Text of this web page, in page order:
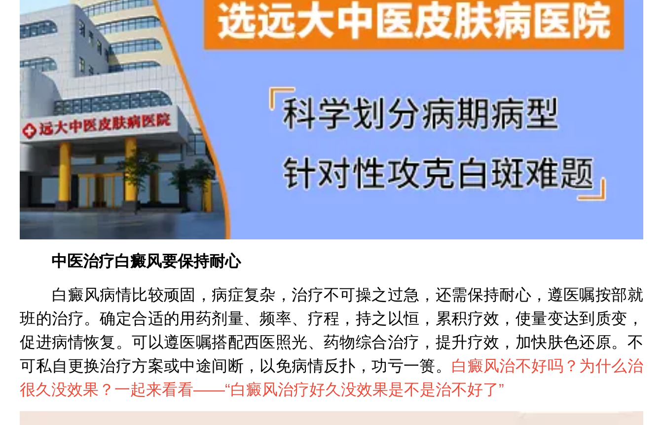
中医治疗白癜风要保持耐心
白癜风病情比较顽固，病症复杂，治疗不可操之过急，还需保持耐心，遵医嘱按部就
班的治疗。确定合适的用药剂量、频率、疗程，持之以恒，累积疗效，使量变达到质变，
促进病情恢复。可以遵医嘱搭配西医照光、药物综合治疗，提升疗效，加快肤色还原。不
可私自更换治疗方案或中途间断，以免病情反扑，功亏一篑。 白癜风治不好吗？为什么治
很久没效果？一起来看看——“白癜风治疗好久没效果是不是治不好了”